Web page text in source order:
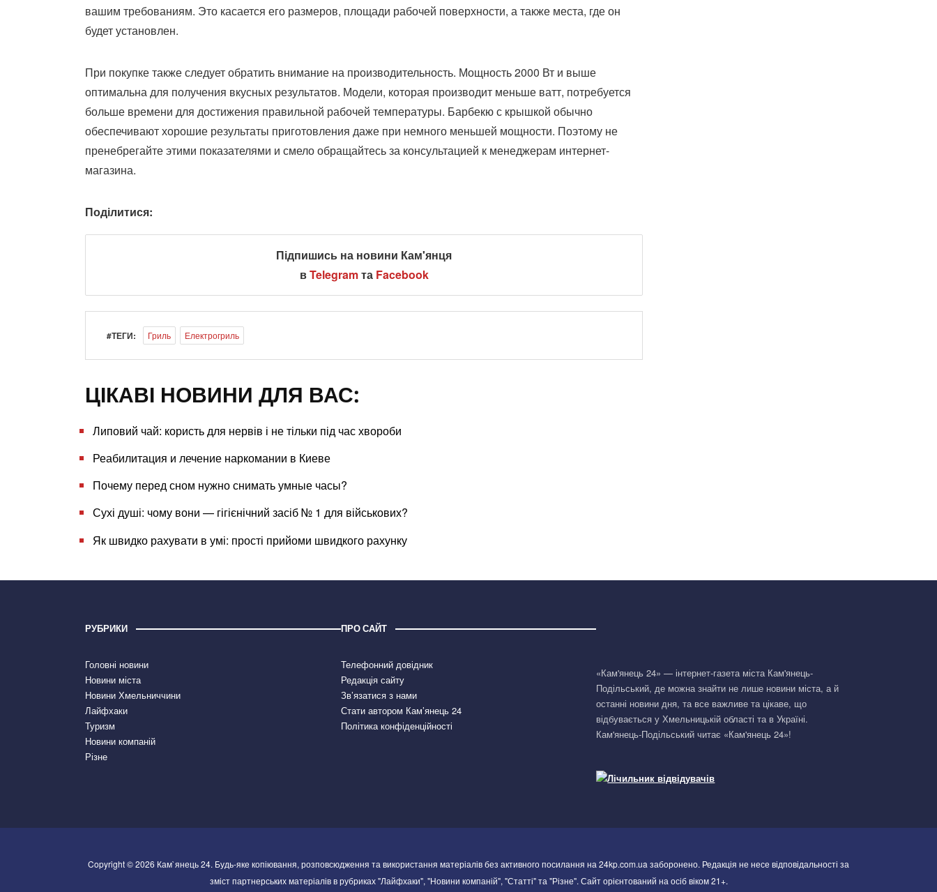
вашим требованиям. Это касается его размеров, площади рабочей поверхности, а также места, где он
будет установлен.
При покупке также следует обратить внимание на производительность. Мощность 2000 Вт и выше
оптимальна для получения вкусных результатов. Модели, которая производит меньше ватт, потребуется
больше времени для достижения правильной рабочей температуры. Барбекю с крышкой обычно
обеспечивают хорошие результаты приготовления даже при немного меньшей мощности. Поэтому не
пренебрегайте этими показателями и смело обращайтесь за консультацией к менеджерам интернет-
магазина.
Поділитися:
Підпишись на новини Кам'янця
вTelegramта Facebook
#ТЕГИ: Гриль Електрогриль
ЦІКАВІ НОВИНИ ДЛЯ ВАС:
Липовий чай: користь для нервів і не тільки під час хвороби
Реабилитация и лечение наркомании в Киеве
Почему перед сном нужно снимать умные часы?
Сухі душі: чому вони — гігієнічний засіб № 1 для військових?
Як швидко рахувати в умі: прості прийоми швидкого рахунку
РУБРИКИ
Головні новини
Новини міста
Новини Хмельниччини
Лайфхаки
Туризм
Новини компаній
Різне
ПРО САЙТ
Телефонний довідник
Редакція сайту
Зв’язатися з нами
Стати автором Кам’янець 24
Політика конфіденційності
«Кам'янець 24» — інтернет-газета міста Кам'янець-
Подільський, де можна знайти не лише новини міста, а й
останні новини дня, та все важливе та цікаве, що
відбувається у Хмельницькій області та в Україні.
Кам'янець-Подільський читає «Кам'янець 24»!
Copyright © 2026 Кам`янець 24. Будь-яке копіювання, розповсюдження та використання матеріалів без активного посилання на 24kp.com.ua заборонено. Редакція не несе відповідальності за
зміст партнерських матеріалів в рубриках "Лайфхаки", "Новини компаній", "Статті" та "Різне". Сайт орієнтований на осіб віком 21+.